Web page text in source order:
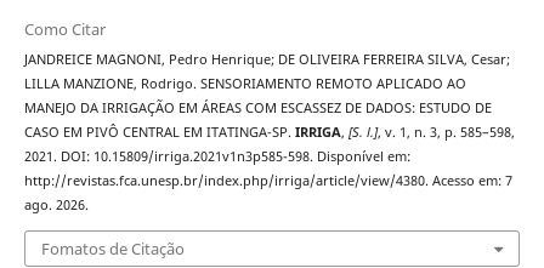
Como Citar
JANDREICE MAGNONI, Pedro Henrique; DE OLIVEIRA FERREIRA SILVA, Cesar;
LILLA MANZIONE, Rodrigo. SENSORIAMENTO REMOTO APLICADO AO
MANEJO DA IRRIGAÇÃO EM ÁREAS COM ESCASSEZ DE DADOS: ESTUDO DE
CASO EM PIVÔ CENTRAL EM ITATINGA-SP. IRRIGA, [S. l.], v. 1, n. 3, p. 585–598,
2021. DOI: 10.15809/irriga.2021v1n3p585-598. Disponível em:
http://revistas.fca.unesp.br/index.php/irriga/article/view/4380. Acesso em: 7
ago. 2026.
Fomatos de Citação